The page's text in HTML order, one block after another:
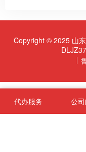
Copyright © 2025 山
代办服务 公